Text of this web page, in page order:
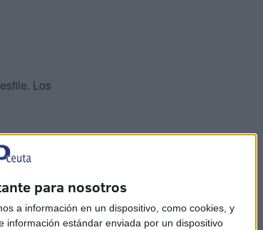
para nosotros
a información en un dispositivo, como cookies, y
información estándar enviada por un dispositivo
Los
Grupo de